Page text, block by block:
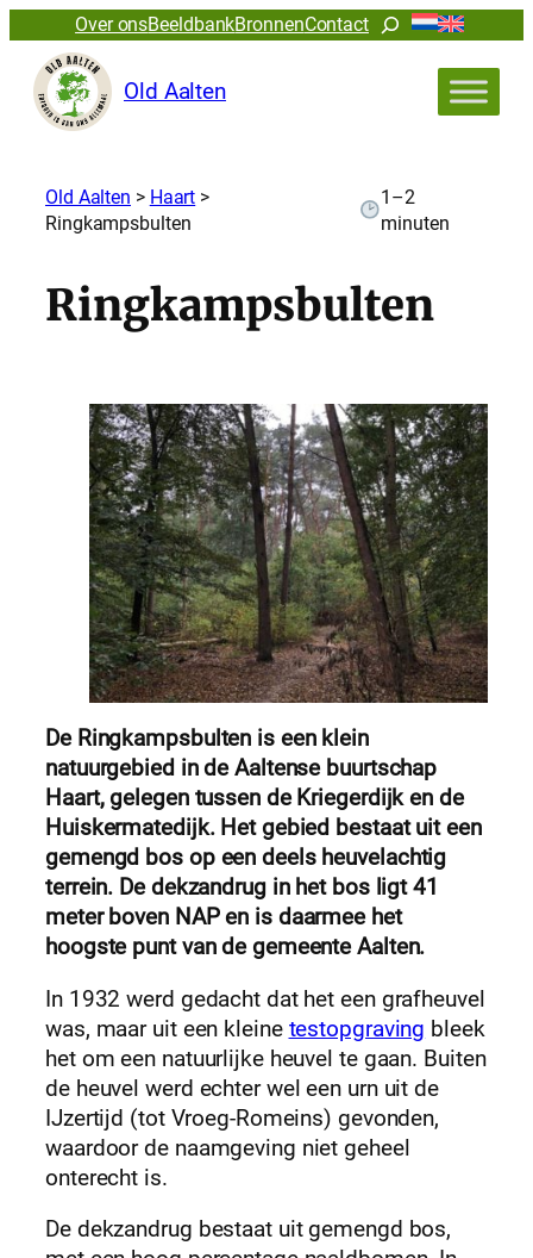
Over onsBeeldbankBronnenContactZoeken
Old Aalten
Old Aalten > Haart >
Ringkampsbulten
1–2
minuten
Ringkampsbulten
De Ringkampsbulten is een klein
natuurgebied in de Aaltense buurtschap
Haart, gelegen tussen de Kriegerdijk en de
Huiskermatedijk. Het gebied bestaat uit een
gemengd bos op een deels heuvelachtig
terrein. De dekzandrug in het bos ligt 41
meter boven NAP en is daarmee het
hoogste punt van de gemeente Aalten.
In 1932 werd gedacht dat het een grafheuvel
was, maar uit een kleine testopgraving bleek
het om een natuurlijke heuvel te gaan. Buiten
de heuvel werd echter wel een urn uit de
IJzertijd (tot Vroeg-Romeins) gevonden,
waardoor de naamgeving niet geheel
onterecht is.
De dekzandrug bestaat uit gemengd bos,